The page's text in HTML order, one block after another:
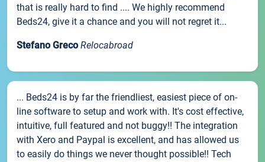
that is really hard to find .... We highly recommend
Beds24, give it a chance and you will not regret it...
Stefano Greco Relocabroad
... Beds24 is by far the friendliest, easiest piece of on-
line software to setup and work with. It's cost effective,
intuitive, full featured and not buggy!! The integration
with Xero and Paypal is excellent, and has allowed us
to easily do things we never thought possible!! Tech